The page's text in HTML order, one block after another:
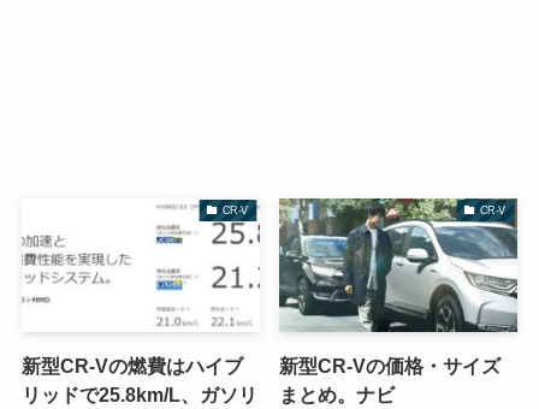
CR-V
新型CR-Vの燃費はハイブ
リッドで25.8km/L、ガソリ
CR-V
新型CR-Vの価格・サイズ
まとめ。ナビ